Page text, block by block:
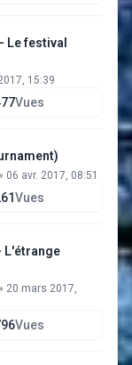
Le festival
15:39
Vues
» 06 avr. 2017, 08:51
Vues
L'étrange
» 20 mars 2017,
Vues